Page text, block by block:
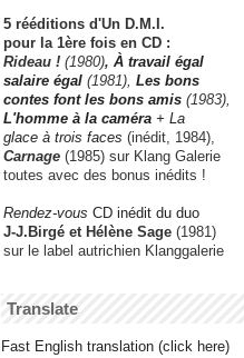
5 rééditions d'Un D.M.I.
pour la 1ère fois en CD :
Rideau ! (1980), À travail égal
salaire égal (1981), Les bons
contes font les bons amis (1983),
L'homme à la caméra + La
glace à trois faces (inédit, 1984),
Carnage (1985) sur Klang Galerie
toutes avec des bonus inédits !
Rendez-vous CD inédit du duo
J-J.Birgé et Hélène Sage (1981)
sur le label autrichien Klanggalerie
Translate
Fast English translation (click here)